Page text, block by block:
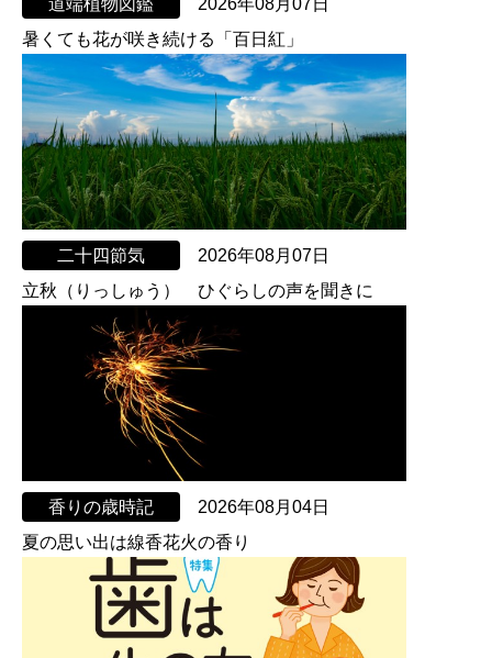
暑くても花が咲き続ける「百日紅」
二十四節気
2026年08月07日
立秋（りっしゅう） ひぐらしの声を聞きに
香りの歳時記
2026年08月04日
夏の思い出は線香花火の香り